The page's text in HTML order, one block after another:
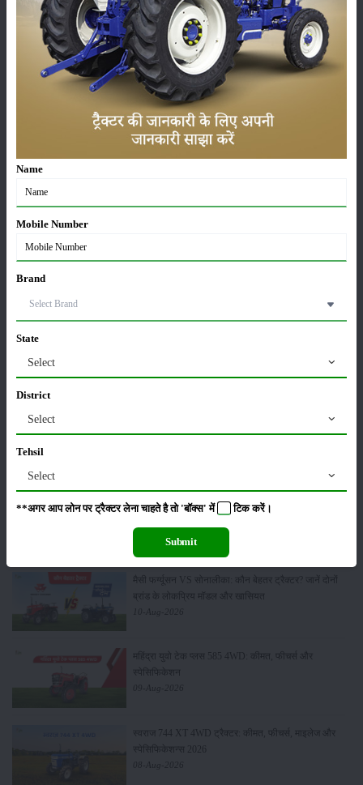
वीएसटी,आयशर,न्यू हॉलैंडऔरमैसी फर्ग्यूसन जैसी प्रमुख कंपनियों के ट्रैक्टरों की
पूरी जानकारी भी यहां प्राप्त होती है।
श्रेणी
कीटनाशक पशुपालन
सम्पादकीय अन्य
ऑटोनेक्सट एक्स25एच4 4डब्ल्यूडी: 25 एचपी में बेस्ट कॉम्पैक्ट
10-Aug-2026
मैसी फर्ग्यूसन VS सोनालीका: कौन बेहतर ट्रैक्टर? जानें दोनों
ब्रांड के लोकप्रिय मॉडल और खासियत
10-Aug-2026
महिंद्रा युवो टेक प्लस 585 4WD: कीमत, फीचर्स और
स्पेसिफिकेशन
09-Aug-2026
स्वराज 744 XT 4WD ट्रैक्टर: कीमत, फीचर्स, माइलेज और
स्पेसिफिकेशन्स 2026
08-Aug-2026
Name
Mobile Number
Brand
State
Select
District
Select
Tehsil
Select
**अगर आप लोन पर ट्रैक्टर लेना चाहते है तो 'बॉक्स' में टिककरें।
Submit